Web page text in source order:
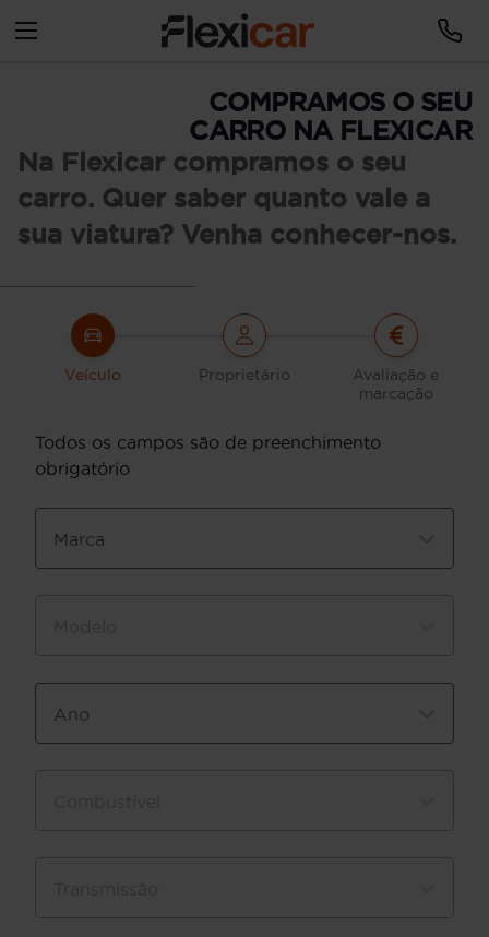
COMPRAMOS O SEU
CARRO NA FLEXICAR
Na Flexicar compramos o seu
carro. Quer saber quanto vale a
sua viatura? Venha conhecer-nos.
Veículo Proprietário
Avaliação e
marcação
Todos os campos são de preenchimento
obrigatório
Marca
Ano